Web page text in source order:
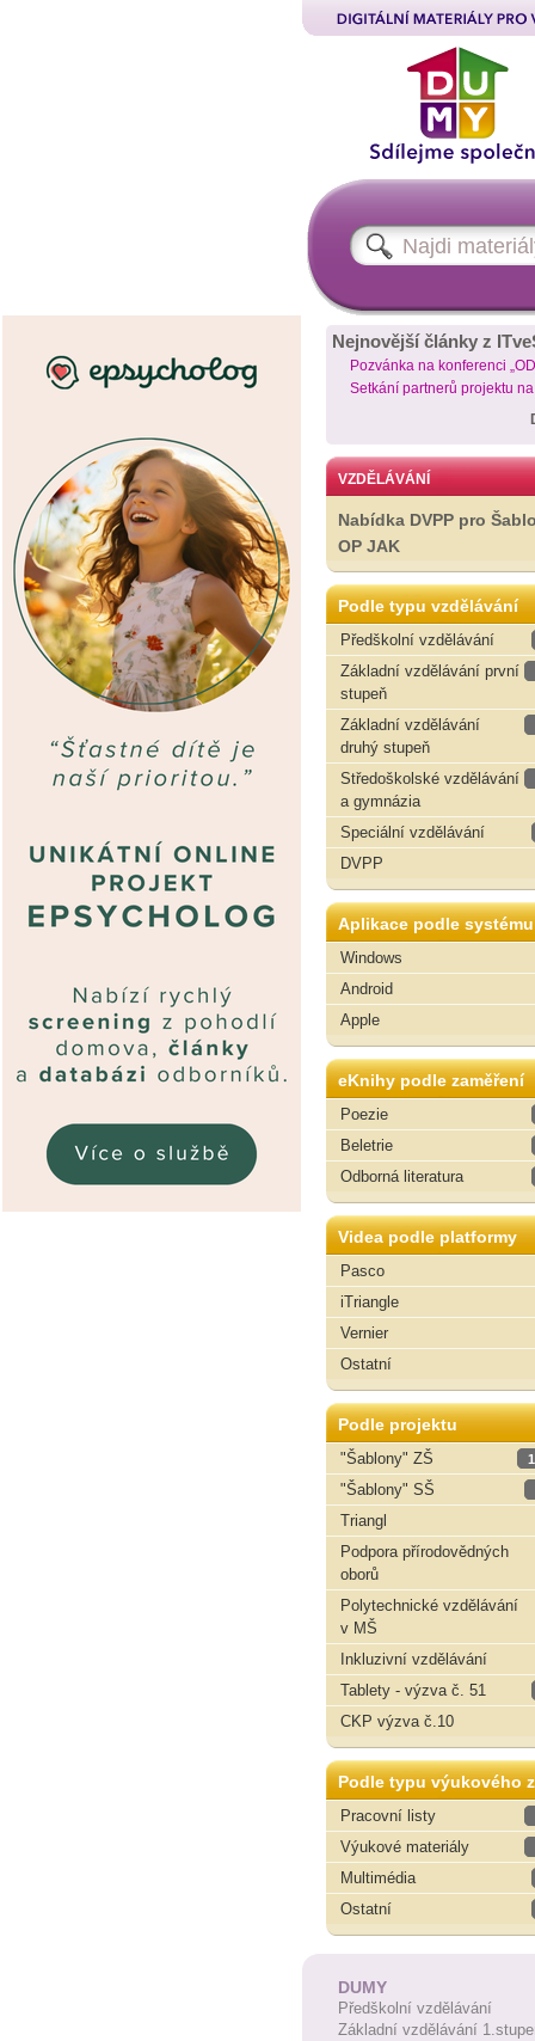
Nejnovější články z
Pozvánka na konferenci
Setkání partnerů projektu
VZDĚLÁVÁNÍ
Nabídka DVPP pro
OP JAK
Podle typu vzdělávání
Předškolní vzdělávání
Základní vzdělávání první
stupeň
Základní vzdělávání
druhý stupeň
Středoškolské vzdělávání
a gymnázia
Speciální vzdělávání
DVPP
Aplikace podle systému
Windows
Android
Apple
eKnihy podle zaměření
Poezie
Beletrie
Odborná literatura
Videa podle platformy
Pasco
iTriangle
Vernier
Ostatní
Podle projektu
"Šablony" ZŠ
"Šablony" SŠ
Triangl
Podpora přírodovědných
oborů
Polytechnické vzdělávání
v MŠ
Inkluzivní vzdělávání
Tablety - výzva č. 51
CKP výzva č.10
Podle typu výukového
Pracovní listy
Výukové materiály
Multimédia
Ostatní
DUMY
Předškolní vzdělávání
Základní vzdělávání